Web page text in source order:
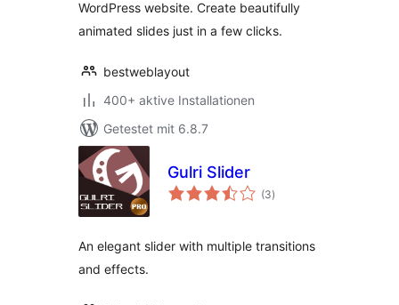
WordPress website. Create beautifully
animated slides just in a few clicks.
bestweblayout
400+ aktive Installationen
Getestet mit 6.8.7
Gulri Slider
(3Bewertungen
insgesamt
)
An elegant slider with multiple transitions
and effects.